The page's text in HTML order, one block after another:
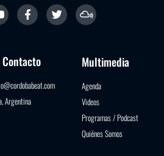
Contacto
Argentina
Multimedia
Agenda
Videos
Programas / Podcast
Quiénes Somos